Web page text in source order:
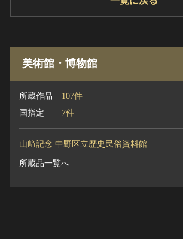
美術館・博物館
所蔵作品
107件
国指定
7件
山﨑記念 中野区立歴史民俗資料館
所蔵品一覧へ